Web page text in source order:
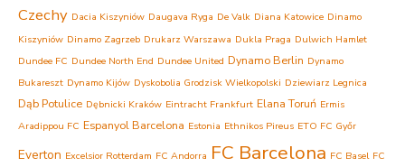
Czechy Dacia Kiszyniów Daugava Ryga De Valk Diana Katowice Dinamo
Kiszyniów Dinamo Zagrzeb Drukarz Warszawa Dukla Praga Dulwich Hamlet
Dundee FC Dundee North End Dundee United Dynamo Berlin Dynamo
Bukareszt Dynamo Kijów Dyskobolia Grodzisk Wielkopolski Dziewiarz Legnica
Dąb Potulice Dębnicki Kraków Eintracht Frankfurt Elana Toruń Ermis
Aradippou FC Espanyol Barcelona Estonia Ethnikos Pireus ETO FC Győr
Everton Excelsior Rotterdam FC Andorra FC Barcelona FC Basel FC